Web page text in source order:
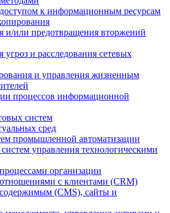
к информационным ресурсам
и/или предотвращения вторжений
и расследования сетевых
и управления жизненным
процессов информационной
систем
сред
промышленной автоматизации
управления технологическими
организации
с клиентами (CRM)
(CMS), сайты и